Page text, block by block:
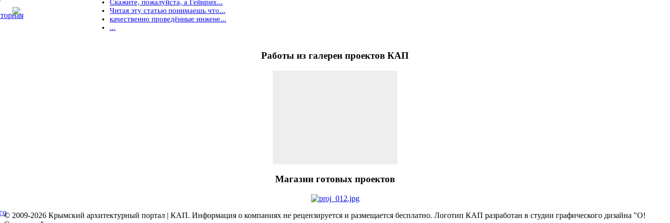
Скажите, пожалуйста, а Гейнрих...
Читая эту статью понимаешь что...
качественно проведённые инжене...
...
Работы из галереи проектов КАП
Магазин готовых проектов
© 2009-2026 Крымский архитектурный портал | КАП. Информация о компаниях не рецензируется и размещается бесплатно. Логотип КАП разработан в студии графического дизайна "О!